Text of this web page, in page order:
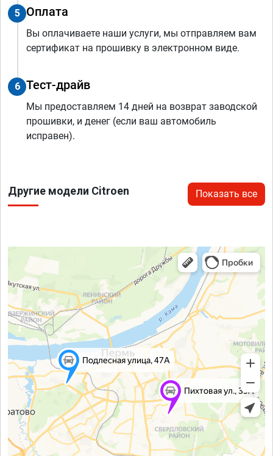
5 Оплата
Вы оплачиваете наши услуги, мы отправляем вам
сертификат на прошивку в электронном виде.
6 Тест-драйв
Мы предоставляем 14 дней на возврат заводской
прошивки, и денег (если ваш автомобиль
исправен).
Другие модели Citroen Показать все